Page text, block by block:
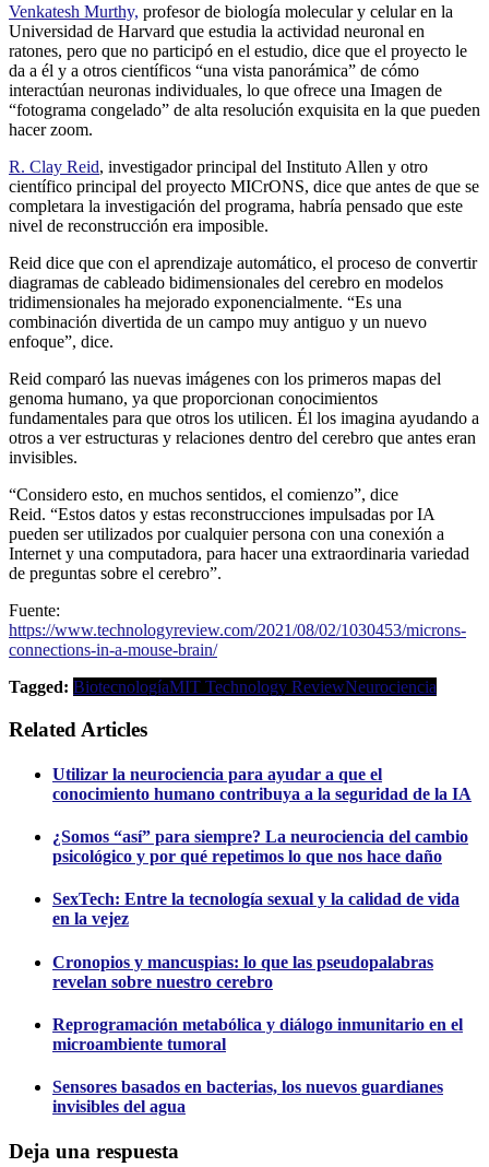
Venkatesh Murthy, profesor de biología molecular y celular en la
Universidad de Harvard que estudia la actividad neuronal en
ratones, pero que no participó en el estudio, dice que el proyecto le
da a él y a otros científicos “una vista panorámica” de cómo
interactúan neuronas individuales, lo que ofrece una Imagen de
“fotograma congelado” de alta resolución exquisita en la que pueden
hacer zoom.
R. Clay Reid, investigador principal del Instituto Allen y otro
científico principal del proyecto MICrONS, dice que antes de que se
completara la investigación del programa, habría pensado que este
nivel de reconstrucción era imposible.
Reid dice que con el aprendizaje automático, el proceso de convertir
diagramas de cableado bidimensionales del cerebro en modelos
tridimensionales ha mejorado exponencialmente. “Es una
combinación divertida de un campo muy antiguo y un nuevo
enfoque”, dice.
Reid comparó las nuevas imágenes con los primeros mapas del
genoma humano, ya que proporcionan conocimientos
fundamentales para que otros los utilicen. Él los imagina ayudando a
otros a ver estructuras y relaciones dentro del cerebro que antes eran
invisibles.
“Considero esto, en muchos sentidos, el comienzo”, dice
Reid. “Estos datos y estas reconstrucciones impulsadas por IA
pueden ser utilizados por cualquier persona con una conexión a
Internet y una computadora, para hacer una extraordinaria variedad
de preguntas sobre el cerebro”.
Fuente:
https://www.technologyreview.com/2021/08/02/1030453/microns-
connections-in-a-mouse-brain/
Tagged: BiotecnologíaMIT Technology ReviewNeurociencia
Related Articles
Utilizar la neurociencia para ayudar a que el
conocimiento humano contribuya a la seguridad de la IA
¿Somos “así” para siempre? La neurociencia del cambio
psicológico y por qué repetimos lo que nos hace daño
SexTech: Entre la tecnología sexual y la calidad de vida
en la vejez
Cronopios y mancuspias: lo que las pseudopalabras
revelan sobre nuestro cerebro
Reprogramación metabólica y diálogo inmunitario en el
microambiente tumoral
Sensores basados en bacterias, los nuevos guardianes
invisibles del agua
Deja una respuesta